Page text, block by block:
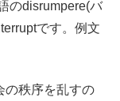
のdisrumpere(バ
です。例文
の秩序を乱すの